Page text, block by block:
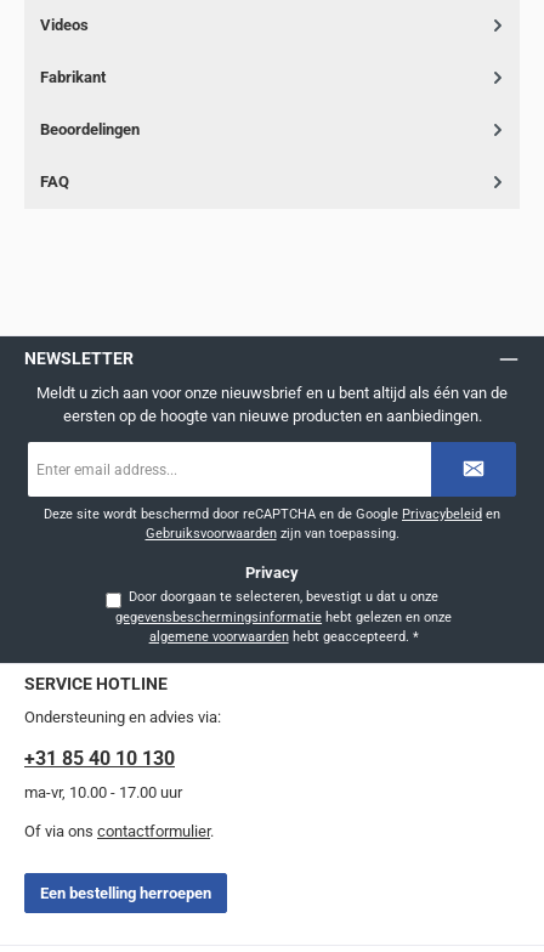
Videos
Fabrikant
Beoordelingen
FAQ
NEWSLETTER
Meldt u zich aan voor onze nieuwsbrief en u bent altijd als één van de
eersten op de hoogte van nieuwe producten en aanbiedingen.
mailadres
Deze site wordt beschermd door reCAPTCHA en de Google Privacybeleid en
Gebruiksvoorwaardenzijn van toepassing.
Privacy
Door doorgaan te selecteren, bevestigt u dat u onze
gegevensbeschermingsinformatie
algemene voorwaardenhebt geaccepteerd. *
SERVICE HOTLINE
Ondersteuning en advies via:
+31 85 40 10 130
ma-vr, 10.00 - 17.00 uur
Of via ons contactformulier.
Een bestelling herroepen